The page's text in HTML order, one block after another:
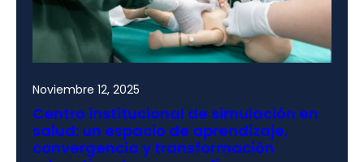
Noviembre 12, 2025
Centro institucional de simulación en
salud: un espacio de aprendizaje,
convergencia y transformación